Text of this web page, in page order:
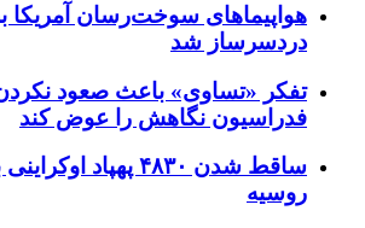
هواپیماهای سوخت‌رسان آمریکا
دردسرساز شد
تفکر «تساوی» باعث صعود
فدراسیون نگاهش را عوض کند
ساقط شدن ۴۸۳۰ پهپاد
روسیه